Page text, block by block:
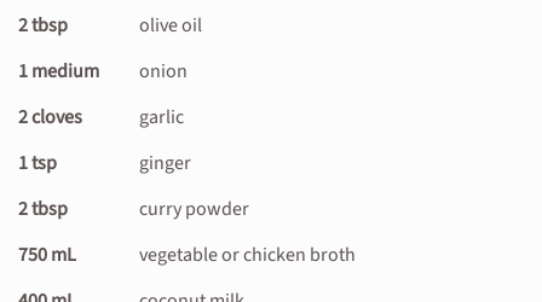
2 tbsp
olive oil
1 medium
onion
2 cloves
garlic
1 tsp
ginger
2 tbsp
curry powder
750 mL
vegetable or chicken broth